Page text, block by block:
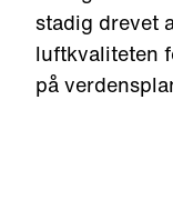
stadig drevet
luftkvaliteten
på